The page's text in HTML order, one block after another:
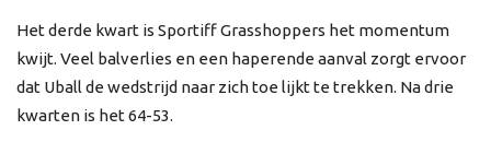
Het derde kwart is Sportiff Grasshoppers het momentum
kwijt. Veel balverlies en een haperende aanval zorgt ervoor
dat Uball de wedstrijd naar zich toe lijkt te trekken. Na drie
kwarten is het 64-53.